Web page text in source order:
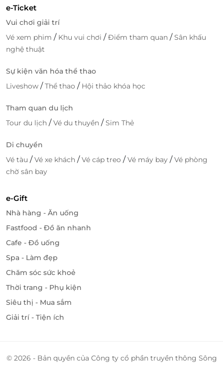
thành phố.
Quầy bar phong cách
nhẹ nhàng bên ly cocktail.
Phòng gym hiện đạiđầy đủ thiết bị, phù hợp
cho du khách duy trì chế độ tập luyện.
dẫn.
Lễ tân và dịch vụ khách hàng chuyên nghiệp
Mỗi tiện ích đều được chăm chút để đảm bảo rằng
và tuyệt đối thư giãn.
e-Ticket
Vui chơi giải trí
Vé xem phim / Khu vui chơi /Điểm tham quan /Sân khấu
nghệ thuật
Sự kiện văn hóa thể thao
Liveshow /Thể thao / Hội thảo khóa học
Tham quan du lịch
Tour du lịch /Vé du thuyền /Sim Thẻ
Di chuyển
Vé tàu /Vé xe khách /Vé cáp treo /Vé máy bay /Vé phòng
chờ sân bay
e-Gift
Nhà hàng - Ăn uống
Fastfood - Đồ ăn nhanh
Cafe - Đồ uống
Spa - Làm đẹp
Chăm sóc sức khoẻ
Thời trang - Phụ kiện
Siêu thị - Mua sắm
Giải trí - Tiện ích
© 2026 - Bản quyền của Công ty cổ phần truyền thông Sông